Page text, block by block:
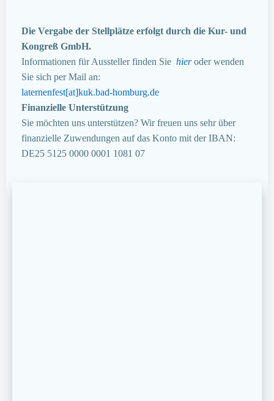
Die Vergabe der Stellplätze erfolgt durch die Kur- und
Kongreß GmbH.
Informationen für Aussteller finden Sie hieroder wenden
Sie sich per Mail an:
laternenfest[at]kuk.bad-homburg.de
Finanzielle Unterstützung
Sie möchten uns unterstützen? Wir freuen uns sehr über
finanzielle Zuwendungen auf das Konto mit der IBAN:
DE25 5125 0000 0001 1081 07